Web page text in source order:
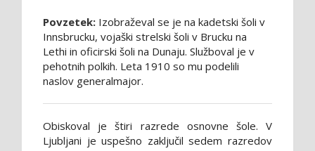
Povzetek: Izobraževal se je na kadetski šoli v
Innsbrucku, vojaški strelski šoli v Brucku na
Lethi in oficirski šoli na Dunaju. Služboval je v
pehotnih polkih. Leta 1910 so mu podelili
naslov generalmajor.
Obiskoval je štiri razrede osnovne šole. V
Ljubljani je uspešno zaključil sedem razredov